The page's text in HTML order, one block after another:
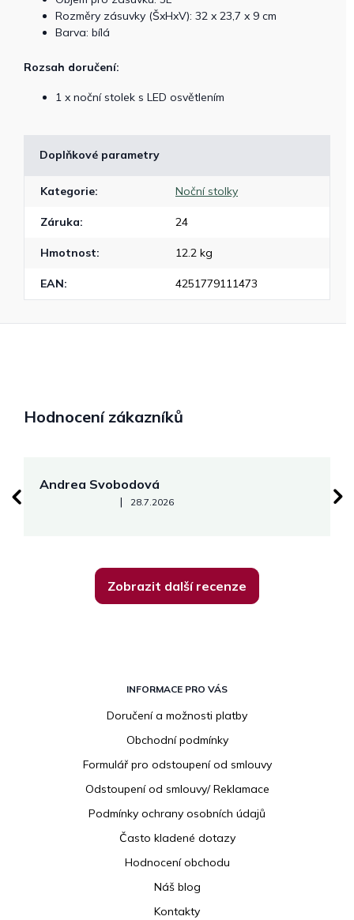
Rozměry zásuvky (ŠxHxV): 32 x 23,7 x 9 cm
Barva: bílá
Rozsah doručení:
1 x noční stolek s LED osvětlením
Doplňkové parametry
Kategorie: Noční stolky
Záruka: 24
Hmotnost: 12.2 kg
EAN: 4251779111473
Hodnocení zákazníků
Andrea Svobodová
Hodnocení obchodu je 5 z 5 hvězdiček.
| 28.7.2026
Zobrazit další recenze
INFORMACE PRO VÁS
Doručení a možnosti platby
Obchodní podmínky
Formulář pro odstoupení od smlouvy
Odstoupení od smlouvy/ Reklamace
Podmínky ochrany osobních údajů
Často kladené dotazy
Hodnocení obchodu
Náš blog
Kontakty